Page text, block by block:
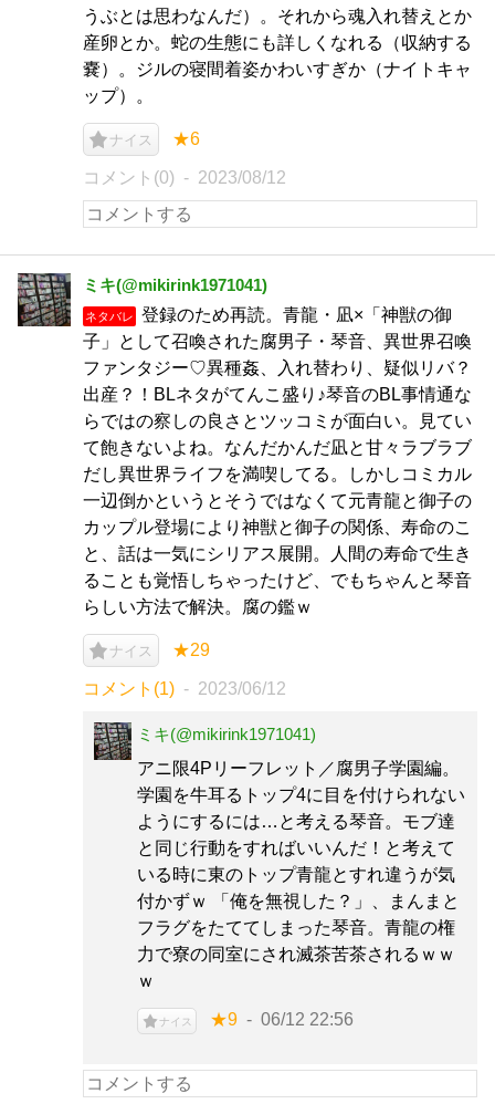
うぶとは思わなんだ）。それから魂入れ替えとか
産卵とか。蛇の生態にも詳しくなれる（収納する
嚢）。ジルの寝間着姿かわいすぎか（ナイトキャ
ップ）。
ナイス ★6
コメント(0) 2023/08/12
ミキ(@mikirink1971041)
ネタバレ
登録のため再読。青龍・凪×「神獣の御
子」として召喚された腐男子・琴音、異世界召喚
ファンタジー♡異種姦、入れ替わり、疑似リバ？
出産？！BLネタがてんこ盛り♪琴音のBL事情通な
らではの察しの良さとツッコミが面白い。見てい
て飽きないよね。なんだかんだ凪と甘々ラブラブ
だし異世界ライフを満喫してる。しかしコミカル
一辺倒かというとそうではなくて元青龍と御子の
カップル登場により神獣と御子の関係、寿命のこ
と、話は一気にシリアス展開。人間の寿命で生き
ることも覚悟しちゃったけど、でもちゃんと琴音
らしい方法で解決。腐の鑑ｗ
ナイス ★29
コメント(1) 2023/06/12
ミキ(@mikirink1971041)
アニ限4Pリーフレット／腐男子学園編。
学園を牛耳るトップ4に目を付けられない
ようにするには…と考える琴音。モブ達
と同じ行動をすればいいんだ！と考えて
いる時に東のトップ青龍とすれ違うが気
付かずｗ 「俺を無視した？」、まんまと
フラグをたててしまった琴音。青龍の権
力で寮の同室にされ滅茶苦茶されるｗｗ
ｗ
ナイス ★9 06/12 22:56